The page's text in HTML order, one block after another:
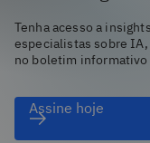
Tenha acesso a
especialistas sobre
no boletim informativo
Assine hoje